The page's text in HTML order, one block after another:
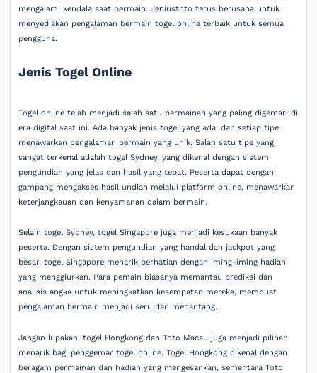
mengalami kendala saat bermain. Jeniustoto terus berusaha untuk
menyediakan pengalaman bermain togel online terbaik untuk semua
pengguna.
Jenis Togel Online
Togel online telah menjadi salah satu permainan yang paling digemari di
era digital saat ini. Ada banyak jenis togel yang ada, dan setiap tipe
menawarkan pengalaman bermain yang unik. Salah satu tipe yang
sangat terkenal adalah togel Sydney, yang dikenal dengan sistem
pengundian yang jelas dan hasil yang tepat. Peserta dapat dengan
gampang mengakses hasil undian melalui platform online, menawarkan
keterjangkauan dan kenyamanan dalam bermain.
Selain togel Sydney, togel Singapore juga menjadi kesukaan banyak
peserta. Dengan sistem pengundian yang handal dan jackpot yang
besar, togel Singapore menarik perhatian dengan iming-iming hadiah
yang menggiurkan. Para pemain biasanya memantau prediksi dan
analisis angka untuk meningkatkan kesempatan mereka, membuat
pengalaman bermain menjadi seru dan menantang.
Jangan lupakan, togel Hongkong dan Toto Macau juga menjadi pilihan
menarik bagi penggemar togel online. Togel Hongkong dikenal dengan
beragam permainan dan hadiah yang mengesankan, sementara Toto